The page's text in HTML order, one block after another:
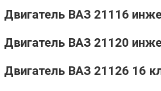
Двигатель ВАЗ 21116
Двигатель ВАЗ 21120
Двигатель ВАЗ 21126 16